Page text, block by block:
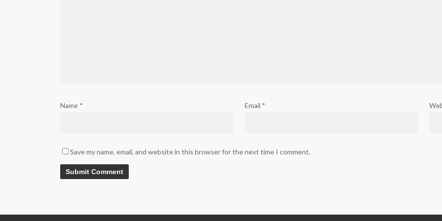
Name * Email *
Save my name, email, and website in this browser for the next time I comment.